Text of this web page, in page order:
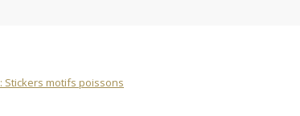
Stickers motifs poissons